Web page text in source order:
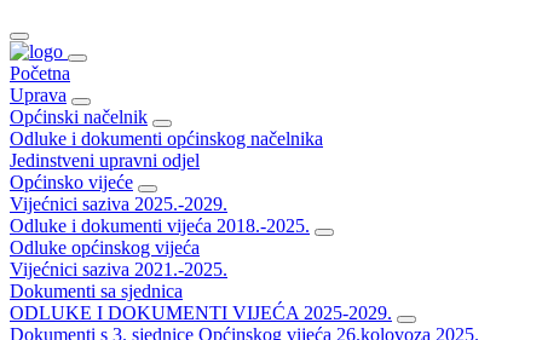
Početna
Uprava
Općinski načelnik
Odluke i dokumenti općinskog načelnika
Jedinstveni upravni odjel
Općinsko vijeće
Vijećnici saziva 2025.-2029.
Odluke i dokumenti vijeća 2018.-2025.
Odluke općinskog vijeća
Vijećnici saziva 2021.-2025.
Dokumenti sa sjednica
ODLUKE I DOKUMENTI VIJEĆA 2025-2029.
Dokumenti s 3. sjednice Općinskog vijeća 26.kolovoza 2025.